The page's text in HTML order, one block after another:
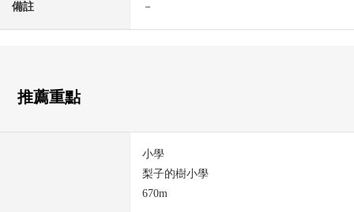
備註 －
推薦重點
小學
梨子的樹小學
670m